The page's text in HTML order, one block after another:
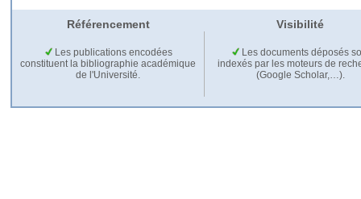
Référencement Visibilité
Les publications encodées
constituent la bibliographie académique
de l'Université.
Les documents déposés
indexés par les moteurs de
(Google Scholar,…).